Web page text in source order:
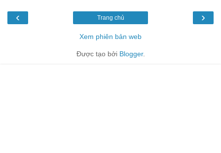
‹ ›
Trang chủ
Xem phiên bản web
Được tạo bởi Blogger.